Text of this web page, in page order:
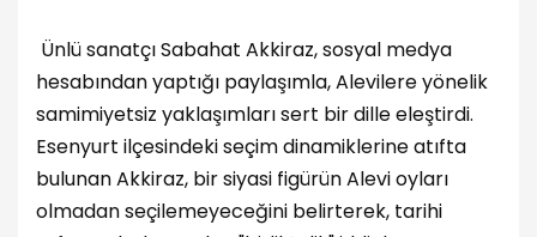
Ünlü sanatçı Sabahat Akkiraz, sosyal medya
hesabından yaptığı paylaşımla, Alevilere yönelik
samimiyetsiz yaklaşımları sert bir dille eleştirdi.
Esenyurt ilçesindeki seçim dinamiklerine atıfta
bulunan Akkiraz, bir siyasi figürün Alevi oyları
olmadan seçilemeyeceğini belirterek, tarihi